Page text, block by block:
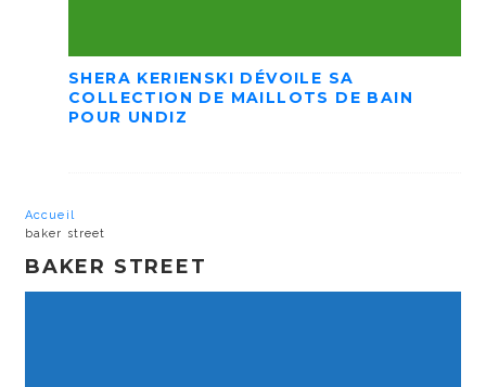
SHERA KERIENSKI DÉVOILE SA
COLLECTION DE MAILLOTS DE BAIN
POUR UNDIZ
Accueil
baker street
BAKER STREET